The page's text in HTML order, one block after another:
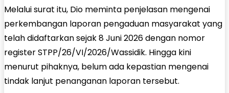
Melalui surat itu, Dio meminta penjelasan mengenai
perkembangan laporan pengaduan masyarakat yang
telah didaftarkan sejak 8 Juni 2026 dengan nomor
register STPP/26/VI/2026/Wassidik. Hingga kini
menurut pihaknya, belum ada kepastian mengenai
tindak lanjut penanganan laporan tersebut.